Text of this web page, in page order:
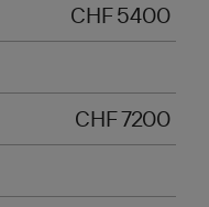
CHF 5400
CHF 7200